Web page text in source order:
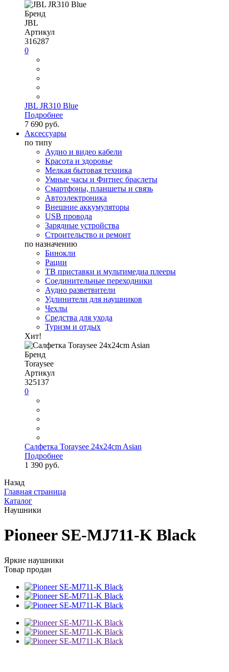
Бренд
JBL
Артикул
316287
0
JBL JR310 Blue
Подробнее
7 690 руб.
Аксессуары
по типу
Аудио и видео кабели
Красота и здоровье
Мелкая бытовая техника
Умные часы и Фитнес браслеты
Смартфоны, планшеты и связь
Автоэлектроника
Внешние аккумуляторы
USB провода
Зарядные устройства
Строительство и ремонт
по назначению
Бинокли
Рации
ТВ приставки и мультимедиа плееры
Соединительные переходники
Аудио разветвители
Удлинители для наушников
Чехлы
Средства для ухода
Туризм и отдых
Хит!
Бренд
Toraysee
Артикул
325137
0
Салфетка Toraysee 24x24cm Asian
Подробнее
1 390 руб.
Назад
Главная страница
Каталог
Наушники
Pioneer SE-MJ711-K Black
Яркие наушники
Товар продан